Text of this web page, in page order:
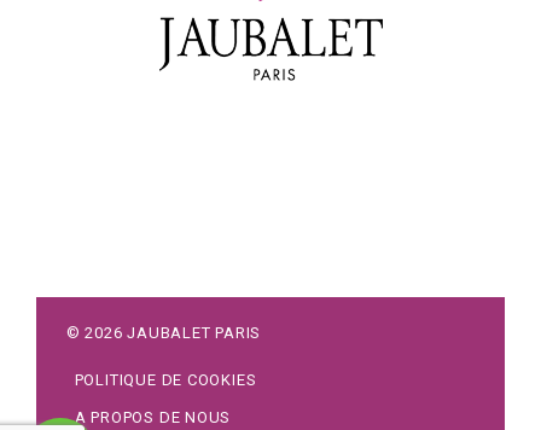
©2026 JAUBALET PARIS
POLITIQUE DE COOKIES
A PROPOS DE NOUS